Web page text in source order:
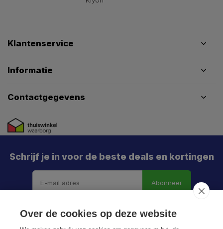
Klantenservice
Informatie
Contactgegevens
Schrijf je in voor de beste deals en kortingen
Abonneer
Over de cookies op deze website